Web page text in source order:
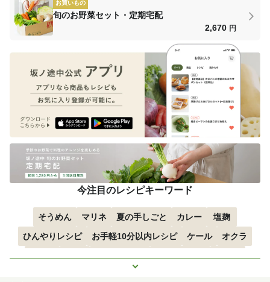
お買いもの
旬のお野菜セット・定期宅配
2,670 円
今注目のレシピキーワード
そうめん マリネ 夏の手しごと カレー
塩麹
ひんやりレシピ
お手軽10分以内レシピ ケール
オクラ
空心菜
枝豆 すずかぼちゃ つるむらさき
トマト
もっと見る